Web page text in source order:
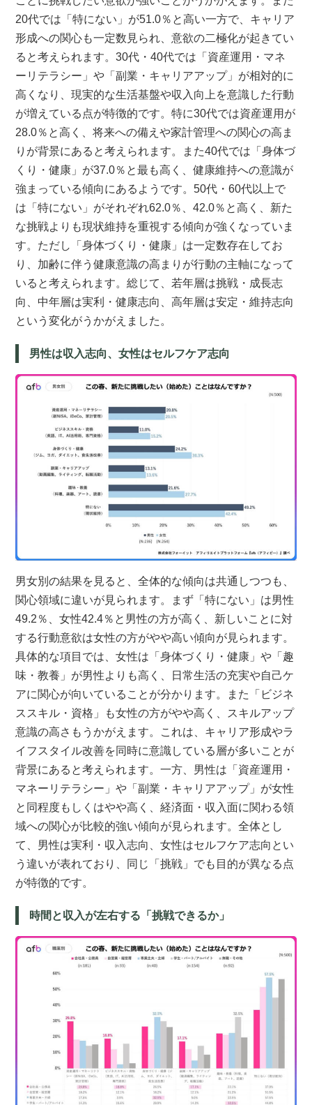
20代では「特にない」が51.0％と高い一方で、キャリア
形成への関心も一定数見られ、意欲の二極化が起きてい
ると考えられます。30代・40代では「資産運用・マネ
ーリテラシー」や「副業・キャリアアップ」が相対的に
高くなり、現実的な生活基盤や収入向上を意識した行動
が増えている点が特徴的です。特に30代では資産運用が
28.0％と高く、将来への備えや家計管理への関心の高ま
りが背景にあると考えられます。また40代では「身体づ
くり・健康」が37.0％と最も高く、健康維持への意識が
強まっている傾向にあるようです。50代・60代以上で
は「特にない」がそれぞれ62.0％、42.0％と高く、新た
な挑戦よりも現状維持を重視する傾向が強くなっていま
す。ただし「身体づくり・健康」は一定数存在してお
り、加齢に伴う健康意識の高まりが行動の主軸になって
いると考えられます。総じて、若年層は挑戦・成長志
向、中年層は実利・健康志向、高年層は安定・維持志向
という変化がうかがえました。
男性は収入志向、女性はセルフケア志向
男女別の結果を見ると、全体的な傾向は共通しつつも、
関心領域に違いが見られます。まず「特にない」は男性
49.2％、女性42.4％と男性の方が高く、新しいことに対
する行動意欲は女性の方がやや高い傾向が見られます。
具体的な項目では、女性は「身体づくり・健康」や「趣
味・教養」が男性よりも高く、日常生活の充実や自己ケ
アに関心が向いていることが分かります。また「ビジネ
ススキル・資格」も女性の方がやや高く、スキルアップ
意識の高さもうかがえます。これは、キャリア形成やラ
イフスタイル改善を同時に意識している層が多いことが
背景にあると考えられます。一方、男性は「資産運用・
マネーリテラシー」や「副業・キャリアアップ」が女性
と同程度もしくはやや高く、経済面・収入面に関わる領
域への関心が比較的強い傾向が見られます。全体とし
て、男性は実利・収入志向、女性はセルフケア志向とい
う違いが表れており、同じ「挑戦」でも目的が異なる点
が特徴的です。
時間と収入が左右する「挑戦できるか」